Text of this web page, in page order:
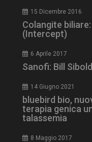
15 Dicembre 2016
Colangite
(Intercept)
6 Aprile 2017
Sanofi: Bill
14 Giugno 2021
bluebird bio,
terapia genica
talassemia
8 Maggio 2017
ARRAffinity